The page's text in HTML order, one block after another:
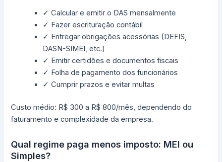
✓ Calcular e emitir o DAS mensalmente
✓ Fazer escrituração contábil
✓ Entregar obrigações acessórias (DEFIS,
DASN-SIMEI, etc.)
✓ Emitir certidões e documentos fiscais
✓ Folha de pagamento dos funcionários
✓ Cumprir prazos e evitar multas
Custo médio: R$ 300 a R$ 800/mês, dependendo do
faturamento e complexidade da empresa.
Qual regime paga menos imposto: MEI ou
Simples?